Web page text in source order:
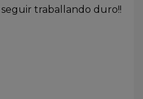
seguir traballando duro!!